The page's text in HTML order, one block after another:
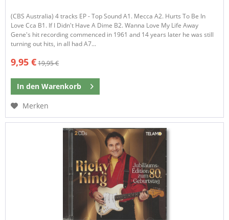
(CBS Australia) 4 tracks EP - Top Sound A1. Mecca A2. Hurts To Be In
Love Cca B1. If I Didn't Have A Dime B2. Wanna Love My Life Away
Gene's hit recording commenced in 1961 and 14 years later he was still
turning out hits, in all had A7...
9,95 €19,95 €
In den Warenkorb
Merken